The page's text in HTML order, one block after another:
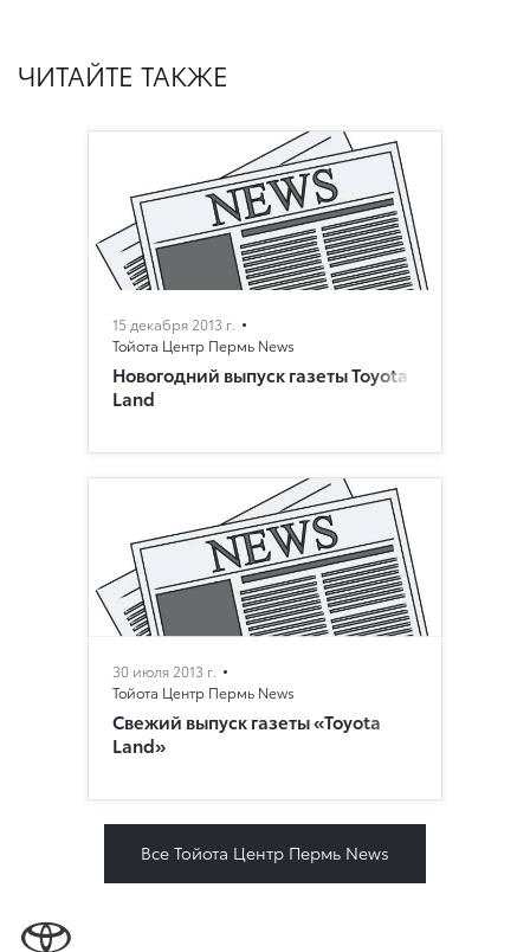
ЧИТАЙТЕ ТАКЖЕ
15 декабря 2013 г.
Тойота Центр Пермь News
Новогодний выпуск газеты Toyota
Land
30 июля 2013 г.
Тойота Центр Пермь News
Свежий выпуск газеты «Toyota
Land»
Все Тойота Центр Пермь News